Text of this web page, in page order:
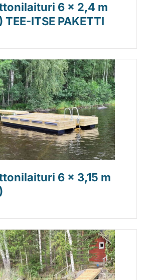
6 x 2,4 m
ITSE PAKETTI
6 x 3,15 m